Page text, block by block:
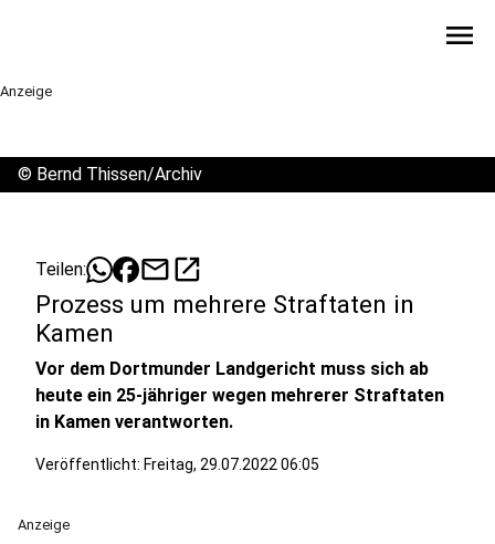
menu
Anzeige
© Bernd Thissen/Archiv
Teilen: mailopen_in_new
Prozess um mehrere Straftaten in
Kamen
Vor dem Dortmunder Landgericht muss sich ab
heute ein 25-jähriger wegen mehrerer Straftaten
in Kamen verantworten.
Veröffentlicht: Freitag, 29.07.2022 06:05
Anzeige